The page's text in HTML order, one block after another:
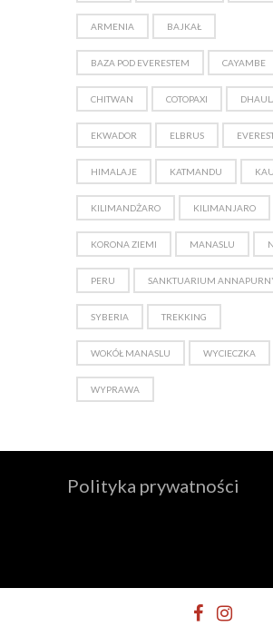
ARMENIA BAJKAŁ
BAZA POD EVERESTEM CAYAMBE
CHITWAN COTOPAXI
EKWADOR ELBRUS
HIMALAJE KATMANDU
KILIMANDŻARO KILIMANJARO
KORONA ZIEMI MANASLU
PERU SANKTUARIUM
SYBERIA TREKKING
WOKÓŁ MANASLU WYCIECZKA
WYPRAWA
Polityka prywatności